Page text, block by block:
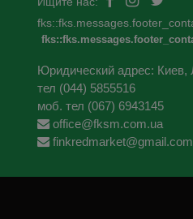
Юридический адрес: Киев,
тел (044) 5855516
моб. тел (067) 6943145
office@fksm.com.ua
finkredmarket@gmail.com